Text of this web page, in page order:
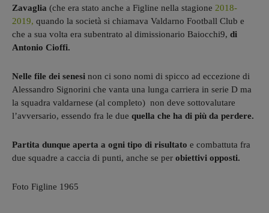
Zavaglia (che era stato anche a Figline nella stagione 2018-
2019, quando la società si chiamava Valdarno Football Club e
che a sua volta era subentrato al dimissionario Baiocchi9, di
Antonio Cioffi.
Nelle file dei senesi non ci sono nomi di spicco ad eccezione di
Alessandro Signorini che vanta una lunga carriera in serie D ma
la squadra valdarnese (al completo) non deve sottovalutare
l’avversario, essendo fra le due quella che ha di più da perdere.
Partita dunque aperta a ogni tipo di risultato e combattuta fra
due squadre a caccia di punti, anche se per obiettivi opposti.
Foto Figline 1965